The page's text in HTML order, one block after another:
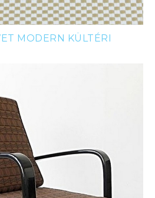
MODERN KÜLTÉRI